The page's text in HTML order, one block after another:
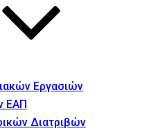
Εργασιών
ΕΑΠ
Διατριβών